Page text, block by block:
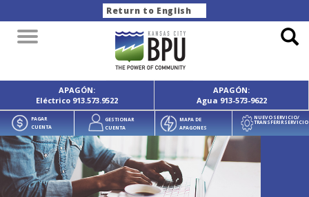
Return to English
Toggle
navigation
APAGÓN:
Eléctrico 913.573.9522
APAGÓN:
Agua 913-573-9622
PAGAR
CUENTA
GESTIONAR
CUENTA
MAPA DE
APAGONES
NUEVO SERVICIO/
TRANSFERIR SERVICIO